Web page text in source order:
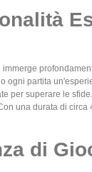
partita
per superare le
una durata di circa
di